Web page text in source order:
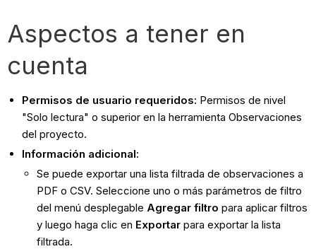
Aspectos a tener en
cuenta
Permisos de usuario requeridos: Permisos de nivel
"Solo lectura" o superior en la herramienta Observaciones
del proyecto.
Información adicional:
Se puede exportar una lista filtrada de observaciones a
PDF o CSV. Seleccione uno o más parámetros de filtro
del menú desplegable Agregar filtro para aplicar filtros
y luego haga clic en Exportar para exportar la lista
filtrada.